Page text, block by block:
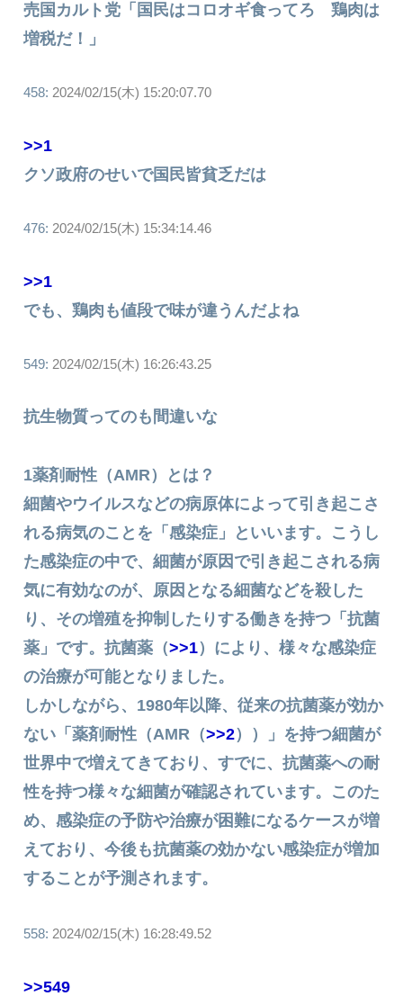
売国カルト党「国民はコロオギ食ってろ 鶏肉は
増税だ！」
458: 2024/02/15(木) 15:20:07.70
>>1
クソ政府のせいで国民皆貧乏だは
476: 2024/02/15(木) 15:34:14.46
>>1
でも、鶏肉も値段で味が違うんだよね
549: 2024/02/15(木) 16:26:43.25
抗生物質ってのも間違いな
1薬剤耐性（AMR）とは？
細菌やウイルスなどの病原体によって引き起こさ
れる病気のことを「感染症」といいます。こうし
た感染症の中で、細菌が原因で引き起こされる病
気に有効なのが、原因となる細菌などを殺した
り、その増殖を抑制したりする働きを持つ「抗菌
薬」です。抗菌薬（>>1）により、様々な感染症
の治療が可能となりました。
しかしながら、1980年以降、従来の抗菌薬が効か
ない「薬剤耐性（AMR（>>2））」を持つ細菌が
世界中で増えてきており、すでに、抗菌薬への耐
性を持つ様々な細菌が確認されています。このた
め、感染症の予防や治療が困難になるケースが増
えており、今後も抗菌薬の効かない感染症が増加
することが予測されます。
558: 2024/02/15(木) 16:28:49.52
>>549